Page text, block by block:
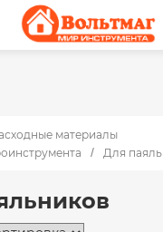
материалы
Для